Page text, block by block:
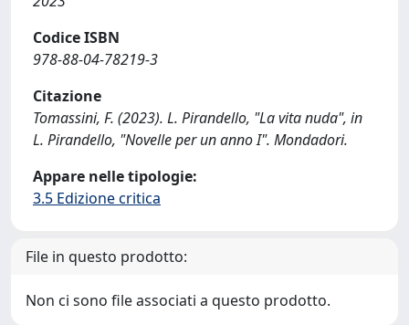
Codice ISBN
978-88-04-78219-3
Citazione
Tomassini, F. (2023). L. Pirandello, "La vita nuda", in
L. Pirandello, "Novelle per un anno I". Mondadori.
Appare nelle tipologie:
3.5 Edizione critica
File in questo prodotto:
Non ci sono file associati a questo prodotto.